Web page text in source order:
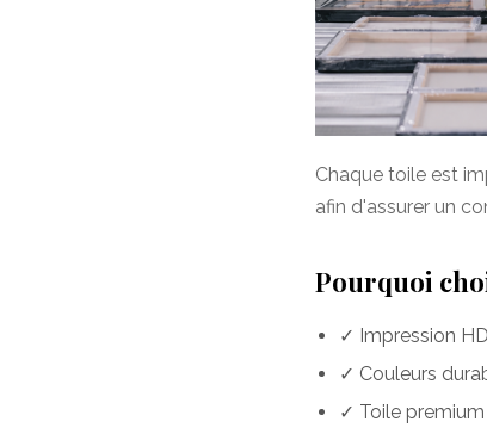
Chaque toile est
afin d'assurer un
Pourquoi
✓ Impression
✓ Couleurs
✓ Toile